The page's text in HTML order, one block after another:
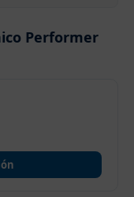
Performer